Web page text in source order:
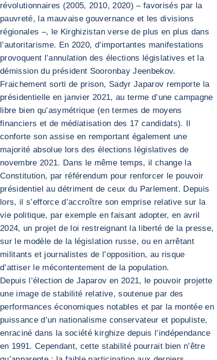
révolutionnaires (2005, 2010, 2020) – favorisés par la
pauvreté, la mauvaise gouvernance et les divisions
régionales –, le Kirghizistan verse de plus en plus dans
l’autoritarisme. En 2020, d’importantes manifestations
provoquent l’annulation des élections législatives et la
démission du président Sooronbay Jeenbekov.
Fraichement sorti de prison, Sadyr Japarov remporte la
présidentielle en janvier 2021, au terme d’une campagne
libre bien qu’asymétrique (en termes de moyens
financiers et de médiatisation des 17 candidats). Il
conforte son assise en remportant également une
majorité absolue lors des élections législatives de
novembre 2021. Dans le même temps, il change la
Constitution, par référendum pour renforcer le pouvoir
présidentiel au détriment de ceux du Parlement. Depuis
lors, il s’efforce d’accroître son emprise relative sur la
vie politique, par exemple en faisant adopter, en avril
2024, un projet de loi restreignant la liberté de la presse,
sur le modèle de la législation russe, ou en arrêtant
militants et journalistes de l’opposition, au risque
d’attiser le mécontentement de la population.
Depuis l’élection de Japarov en 2021, le pouvoir projette
une image de stabilité relative, soutenue par des
performances économiques notables et par la montée en
puissance d’un nationalisme conservateur et populiste,
enraciné dans la société kirghize depuis l’indépendance
en 1991. Cependant, cette stabilité pourrait bien n’être